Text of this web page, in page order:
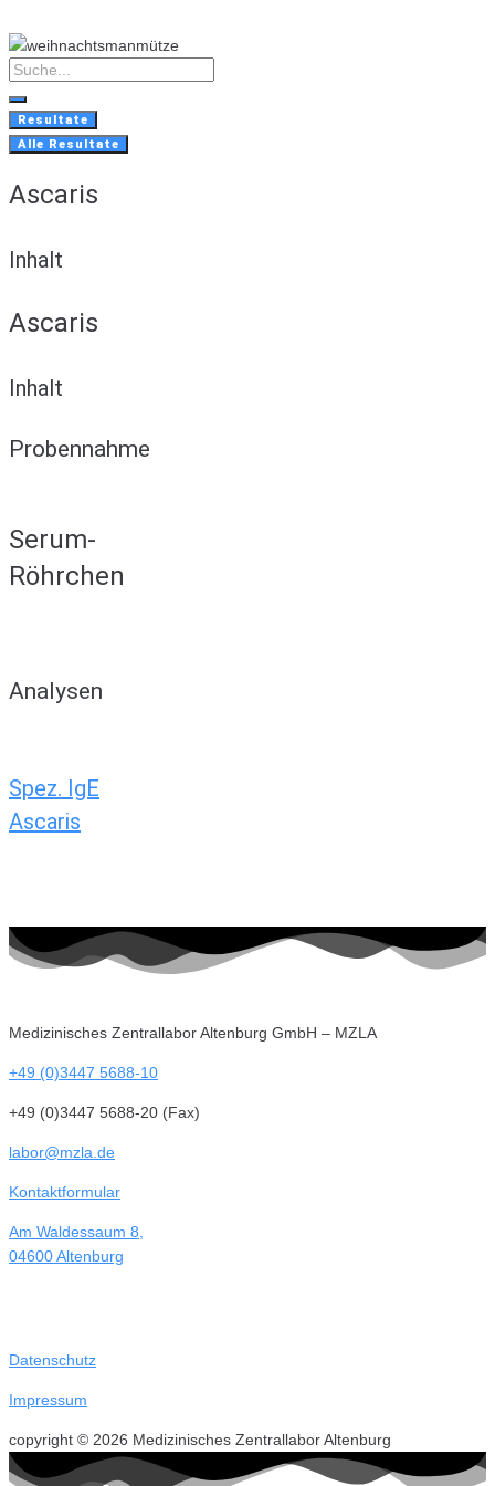
to
content
Search
...
Resultate
Alle Resultate
Ascaris
Inhalt
Ascaris
Inhalt
Probennahme
Serum-
Röhrchen
Analysen
Spez. IgE
Ascaris
Medizinisches Zentrallabor Altenburg GmbH – MZLA
+49 (0)3447 5688-10
+49 (0)3447 5688-20 (Fax)
labor@mzla.de
Kontaktformular
Am Waldessaum 8,
04600 Altenburg
Datenschutz
Impressum
copyright © 2026 Medizinisches Zentrallabor Altenburg